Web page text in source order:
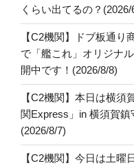
くらい出てるの？(2026/
【C2機関】ドブ板通り
で「艦これ」オリジナ
開中です！(2026/8/8)
【C2機関】本日は横
関Express」in 横須賀鎮
(2026/8/7)
【C2機関】今日は土